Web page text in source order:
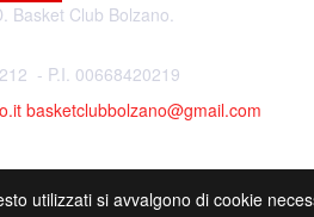
Basket Club Bolzano.
- P.I. 00668420219
basketclubbolzano@gmail.com
utilizzati si avvalgono di cookie